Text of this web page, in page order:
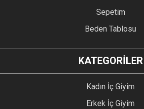
Sepetim
Beden Tablosu
KATEGORİLER
Kadın İç Giyim
Erkek İç Giyim